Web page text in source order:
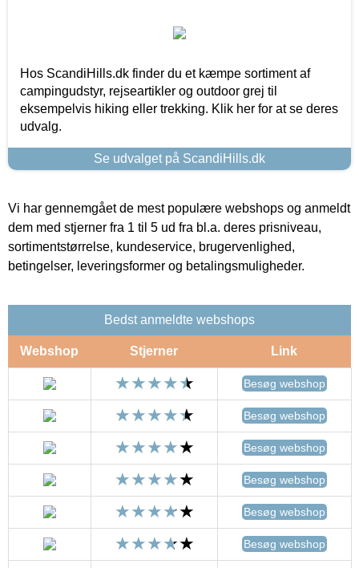
Hos ScandiHills.dk finder du et kæmpe sortiment af
campingudstyr, rejseartikler og outdoor grej til
eksempelvis hiking eller trekking. Klik her for at se deres
udvalg.
Se udvalget på ScandiHills.dk
Vi har gennemgået de mest populære webshops og anmeldt
dem med stjerner fra 1 til 5 ud fra bl.a. deres prisniveau,
sortimentstørrelse, kundeservice, brugervenlighed,
betingelser, leveringsformer og betalingsmuligheder.
Bedst anmeldte webshops
Webshop Stjerner Link
Besøg webshop
Besøg webshop
Besøg webshop
Besøg webshop
Besøg webshop
Besøg webshop